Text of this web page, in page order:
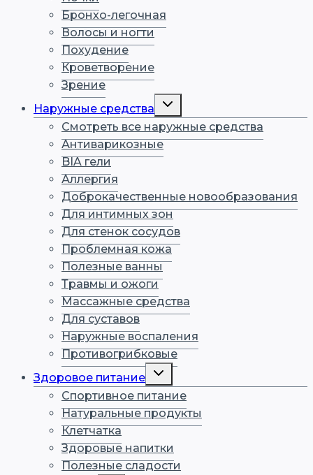
Бронхо-легочная
Волосы и ногти
Похудение
Кроветворение
Зрение
Наружные средства
Переключить
меню
Смотреть все наружные средства
Антиварикозные
BIA гели
Аллергия
Доброкачественные новообразования
Для интимных зон
Для стенок сосудов
Проблемная кожа
Полезные ванны
Травмы и ожоги
Массажные средства
Для суставов
Наружные воспаления
Противогрибковые
Здоровое питание
Переключить
меню
Спортивное питание
Натуральные продукты
Клетчатка
Здоровые напитки
Полезные сладости